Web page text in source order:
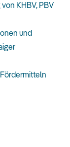
KHBV, PBV
und